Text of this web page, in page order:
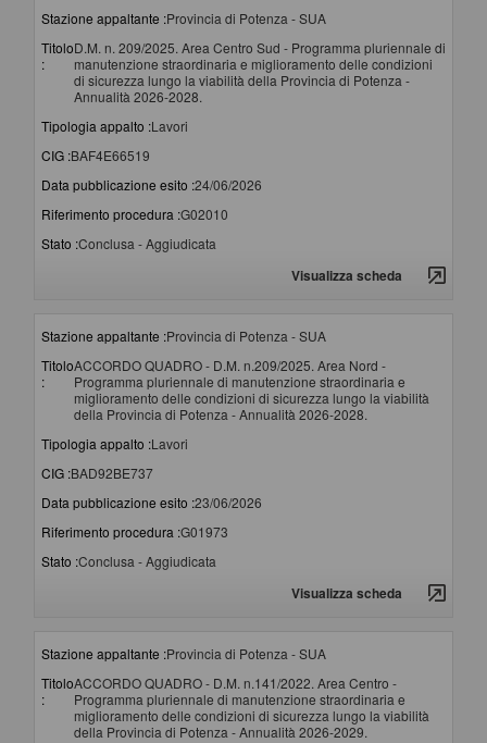
Stazione appaltante :Provincia di Potenza - SUA
Titolo
:
D.M. n. 209/2025. Area Centro Sud - Programma pluriennale di
manutenzione straordinaria e miglioramento delle condizioni
di sicurezza lungo la viabilità della Provincia di Potenza -
Annualità 2026-2028.
Tipologia appalto :Lavori
CIG :BAF4E66519
Data pubblicazione esito :24/06/2026
Riferimento procedura :G02010
Stato :Conclusa - Aggiudicata
Visualizza scheda
Stazione appaltante :Provincia di Potenza - SUA
Titolo
:
ACCORDO QUADRO - D.M. n.209/2025. Area Nord -
Programma pluriennale di manutenzione straordinaria e
miglioramento delle condizioni di sicurezza lungo la viabilità
della Provincia di Potenza - Annualità 2026-2028.
Tipologia appalto :Lavori
CIG :BAD92BE737
Data pubblicazione esito :23/06/2026
Riferimento procedura :G01973
Stato :Conclusa - Aggiudicata
Visualizza scheda
Stazione appaltante :Provincia di Potenza - SUA
Titolo
:
ACCORDO QUADRO - D.M. n.141/2022. Area Centro -
Programma pluriennale di manutenzione straordinaria e
miglioramento delle condizioni di sicurezza lungo la viabilità
della Provincia di Potenza - Annualità 2026-2029.